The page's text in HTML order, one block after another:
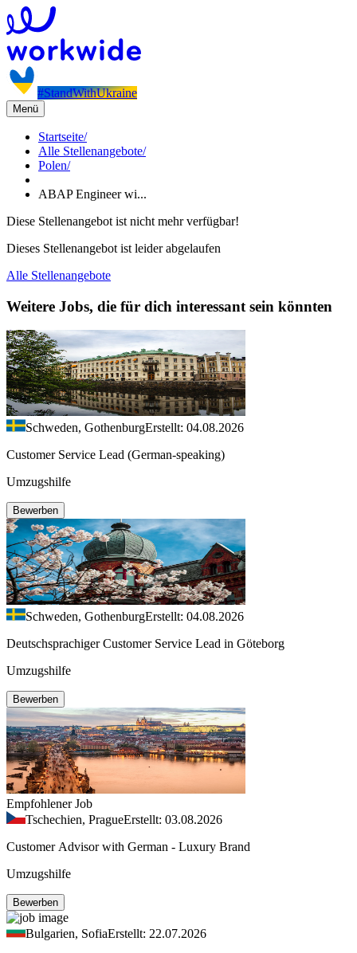
#StandWithUkraine
Menü
Startseite/
Alle Stellenangebote/
Polen/
ABAP Engineer wi...
Diese Stellenangebot ist nicht mehr verfügbar!
Dieses Stellenangebot ist leider abgelaufen
Alle Stellenangebote
Weitere Jobs, die für dich interessant sein könnten
Schweden, GothenburgErstellt: 04.08.2026
Customer Service Lead (German-speaking)
Umzugshilfe
Bewerben
Schweden, GothenburgErstellt: 04.08.2026
Deutschsprachiger Customer Service Lead in Göteborg
Umzugshilfe
Bewerben
Empfohlener Job
Tschechien, PragueErstellt: 03.08.2026
Customer Advisor with German - Luxury Brand
Umzugshilfe
Bewerben
Bulgarien, SofiaErstellt: 22.07.2026